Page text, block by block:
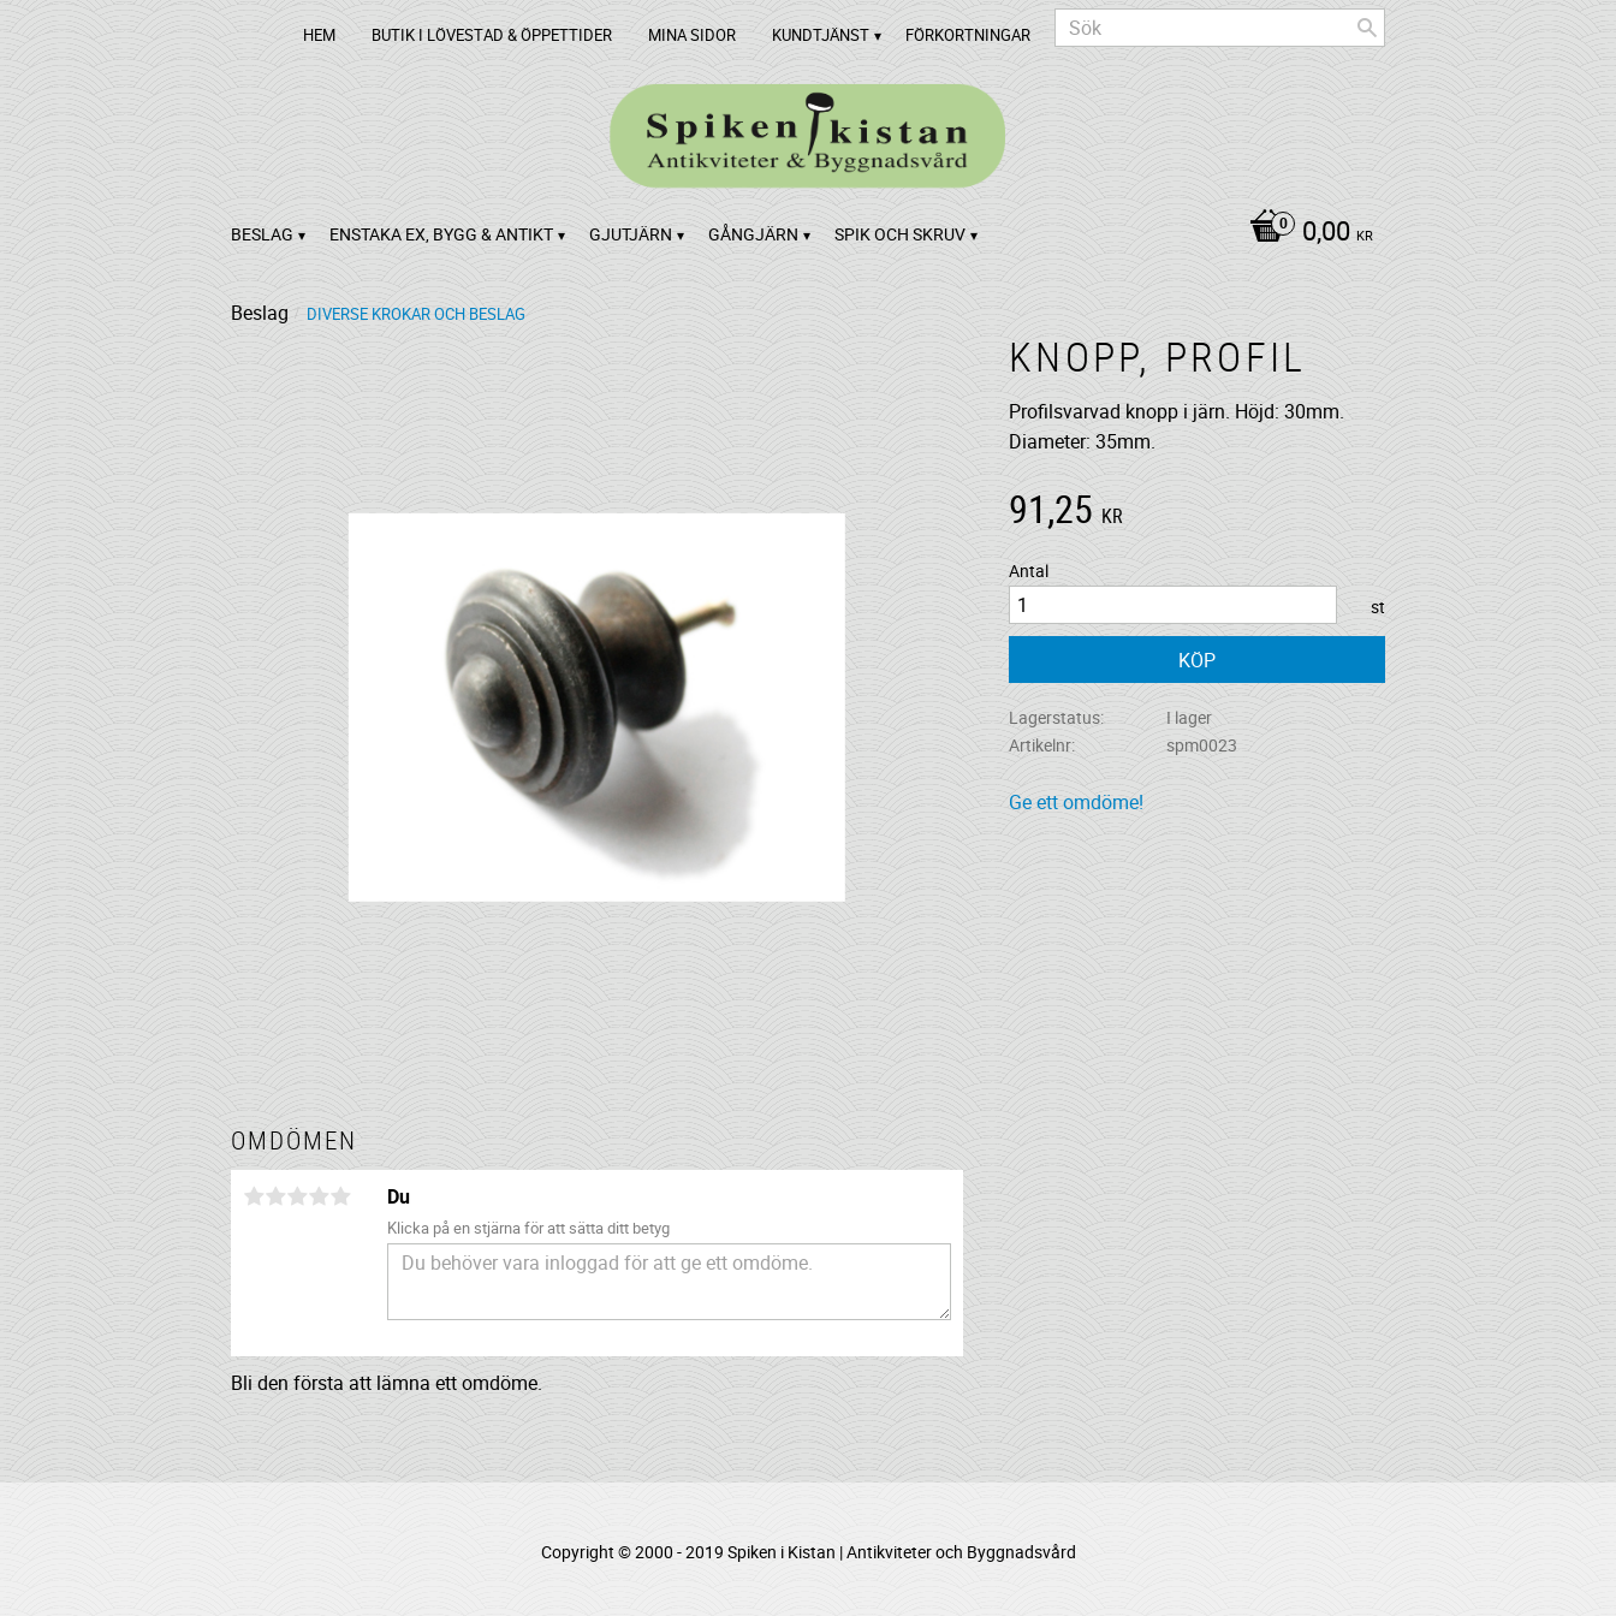
HEM BUTIK I LÖVESTAD & ÖPPETTIDER MINA SIDOR KUNDTJÄNST FÖRKORTNINGAR
0,00 KR
BESLAG ENSTAKA EX, BYGG & ANTIKT GJUTJÄRN GÅNGJÄRN SPIK OCH SKRUV
Beslag DIVERSE KROKAR OCH BESLAG
KNOPP, PROFIL
Profilsvarvad knopp i järn. Höjd: 30mm.
Diameter: 35mm.
91,25 KR
Antal
st
KÖP
Lagerstatus
I lager
Artikelnr
spm0023
Ge ett omdöme!
OMDÖMEN
Du
Klicka på en stjärna för att sätta ditt betyg
Bli den första att lämna ett omdöme.
Copyright © 2000 - 2019 Spiken i Kistan | Antikviteter och Byggnadsvård